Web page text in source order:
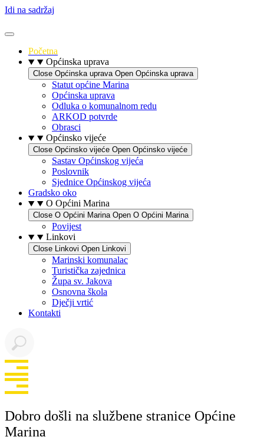
Idi na sadržaj
Početna
Općinska uprava
Close Općinska uprava Open Općinska uprava
Statut općine Marina
Općinska uprava
Odluka o komunalnom redu
ARKOD potvrde
Obrasci
Općinsko vijeće
Close Općinsko vijeće Open Općinsko vijeće
Sastav Općinskog vijeća
Poslovnik
Sjednice Općinskog vijeća
Gradsko oko
O Općini Marina
Close O Općini Marina Open O Općini Marina
Povijest
Linkovi
Close Linkovi Open Linkovi
Marinski komunalac
Turistička zajednica
Župa sv. Jakova
Osnovna škola
Dječji vrtić
Kontakti
Dobro došli na službene stranice Općine
Marina